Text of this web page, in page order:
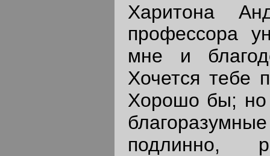
Харитона
профессора
мне и
Хочется тебе
Хорошо бы; но
подлинно,